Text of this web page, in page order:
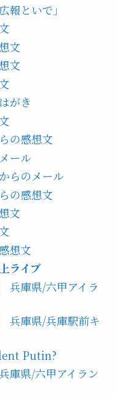
報といで」
文
文
がき
の感想文
ール
らのメール
の感想文
文
想文
ライブ
兵庫県/六甲アイラ
兵庫県/兵庫駅前キ
Putin?
庫県/六甲アイラン